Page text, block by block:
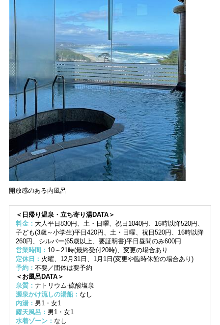
開放感のある内風呂
＜日帰り温泉・立ち寄り湯DATA＞
料金： 大人平日830円、土・日曜、祝日1040円、16時以降520円、
子ども(3歳～小学生)平日420円、土・日曜、祝日520円、16時以降
260円、シルバー(65歳以上、要証明書)平日昼間のみ600円
営業時間： 10～21時(最終受付20時)、変更の場合あり
定休日： 火曜、12月31日、1月1日(変更や臨時休館の場合あり)
予約： 不要／団体は要予約
＜お風呂DATA＞
泉質： ナトリウム-硫酸塩泉
源泉かけ流しの湯船： なし
内湯： 男1・女1
露天風呂： 男1・女1
水着ゾーン： なし